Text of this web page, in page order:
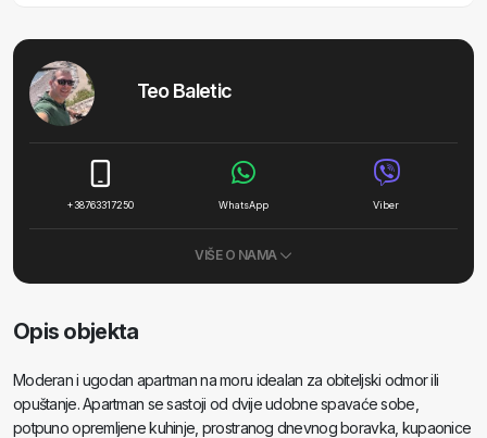
Teo Baletic
+38763317250 WhatsApp Viber
VIŠE O NAMA
Opis objekta
Moderan i ugodan apartman na moru idealan za obiteljski odmor ili
opuštanje. Apartman se sastoji od dvije udobne spavaće sobe,
potpuno opremljene kuhinje, prostranog dnevnog boravka, kupaonice